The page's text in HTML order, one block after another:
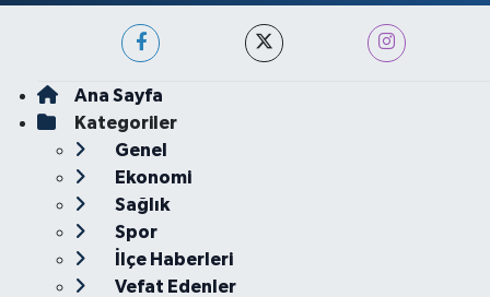
Ana Sayfa
Kategoriler
Genel
Ekonomi
Sağlık
Spor
İlçe Haberleri
Vefat Edenler